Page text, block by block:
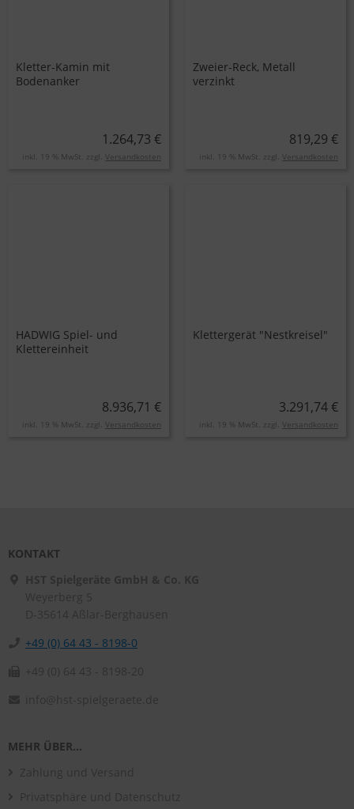
Kletter-Kamin mit
Bodenanker
1.264,73 €
inkl. 19 % MwSt. zzgl. Versandkosten
Zweier-Reck, Metall
verzinkt
819,29 €
inkl. 19 % MwSt. zzgl. Versandkosten
HADWIG Spiel- und
Klettereinheit
8.936,71 €
inkl. 19 % MwSt. zzgl. Versandkosten
Klettergerät "Nestkreisel"
3.291,74 €
inkl. 19 % MwSt. zzgl. Versandkosten
KONTAKT
HST Spielgeräte GmbH & Co. KG
Weyerberg 5
D-35614 Aßlar-Berghausen
+49 (0) 64 43 - 8198-0
+49 (0) 64 43 - 8198-20
info@hst-spielgeraete.de
MEHR ÜBER...
Zahlung und Versand
Privatsphäre und Datenschutz